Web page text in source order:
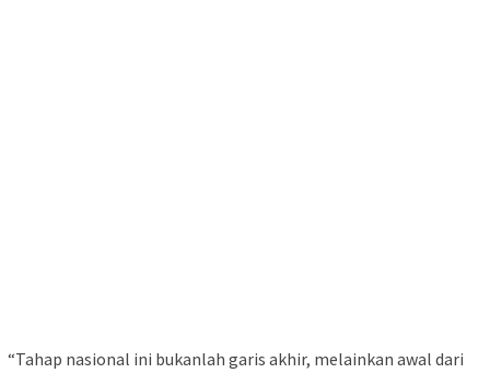
“Tahap nasional ini bukanlah garis akhir, melainkan awal dari